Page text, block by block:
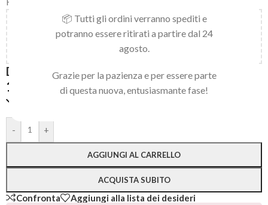
📦 Tutti gli ordini verranno spediti e
potranno essere ritirati a partire dal 24
agosto.
Grazie per la pazienza e per essere parte
di questa nuova, entusiasmante fase!
150,00
al carrello e ottieni la spedizione
DISPLAY FORM 20
14,90
- +
AGGIUNGI AL CARRELLO
ACQUISTA SUBITO
Alternative:
Confronta
Aggiungi alla lista dei desideri